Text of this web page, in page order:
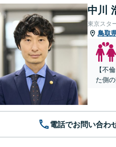
中川
東京スタ
鳥取
【不
た側
電話でお問い合わ